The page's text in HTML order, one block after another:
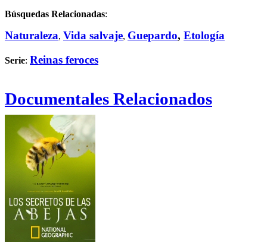
Búsquedas Relacionadas:
Naturaleza, Vida salvaje, Guepardo, Etología
Serie: Reinas feroces
Documentales Relacionados